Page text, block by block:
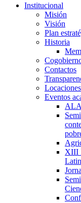
Institucional
Misión
Visión
Plan
Historia
Contactos
Locaciones
Eventos
XIII